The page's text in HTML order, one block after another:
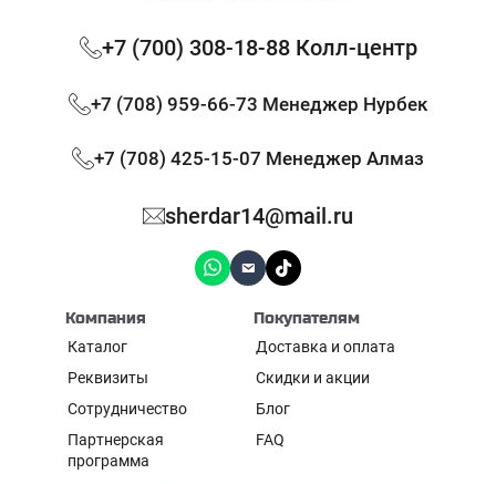
+7 (700) 308-18-88 Колл-центр
+7 (708) 959-66-73 Менеджер Нурбек
+7 (708) 425-15-07 Менеджер Алмаз
sherdar14@mail.ru
Компания
Каталог
Реквизиты
Сотрудничество
Партнерская
программа
Покупателям
Доставка и оплата
Скидки и акции
Блог
FAQ